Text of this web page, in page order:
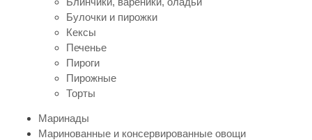
Булочки и пирожки
Кексы
Печенье
Пироги
Пирожные
Торты
Маринады
Маринованные и консервированные овощи